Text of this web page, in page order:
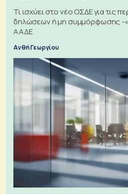
Τι ισχύει στο νέο ΟΣΔΕ για τις
δηλώσεων ή μη συμμόρφωσης -
ΑΑΔΕ
Ανθή Γεωργίου